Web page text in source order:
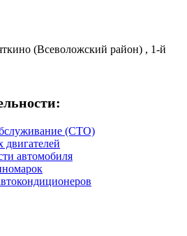
(Всеволожский район) , 1-й
(СТО)
двигателей
автомобиля